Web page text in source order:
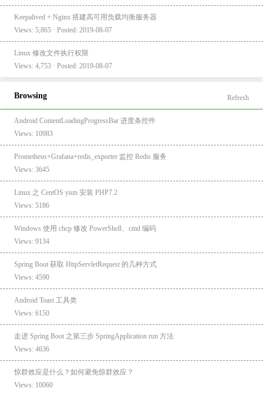
Keepalived + Nginx 搭建高可用负载均衡服务器
Views: 5,865 · Posted: 2019-08-07
Linux 修改文件执行权限
Views: 4,753 · Posted: 2019-08-07
Browsing Refresh
Android ContentLoadingProgressBar 进度条控件
Views: 10983
Prometheus+Grafana+redis_exporter 监控 Redis 服务
Views: 3645
Linux 之 CentOS yum 安装 PHP7.2
Views: 5186
Windows 使用 chcp 修改 PowerShell、cmd 编码
Views: 9134
Spring Boot 获取 HttpServletRequest 的几种方式
Views: 4590
Android Toast 工具类
Views: 6150
走进 Spring Boot 之第三步 SpringApplication run 方法
Views: 4636
惊群效应是什么？如何避免惊群效应？
Views: 10060